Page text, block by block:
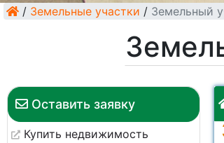
/ Земельные участки / Земельный
Оставить заявку
Купить недвижимость